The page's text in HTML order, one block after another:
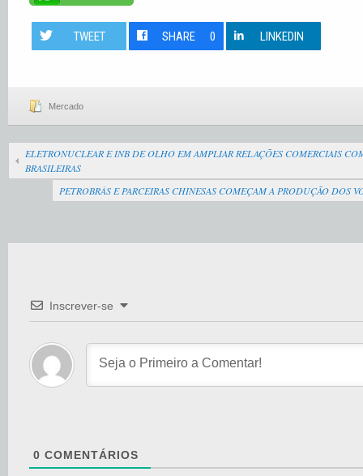
TWEET SHARE 0 LINKEDIN
Mercado
ELETRONUCLEAR E INB DE OLHO EM AMPLIAR RELAÇÕES COMERCIAIS
BRASILEIRAS
PETROBRÁS E PARCEIRAS CHINESAS COMEÇAM A PRODUÇÃO DOS
Inscrever-se
0 COMENTÁRIOS